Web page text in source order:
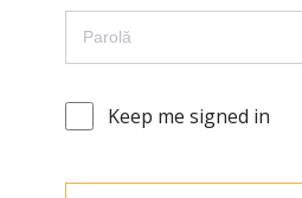
Keep me signed in